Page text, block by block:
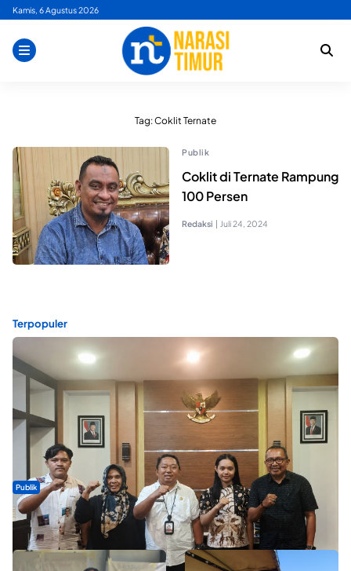
Skip
content
Kamis, 6 Agustus 2026
Tag:Coklit Ternate
Publik
Coklit di Ternate Rampung
100 Persen
Redaksi | Juli 24, 2024
Terpopuler
Publik
Dua Talenta Muda Ternate Wakili Maluku Utara di Gita Bahana
Nusantara 2026